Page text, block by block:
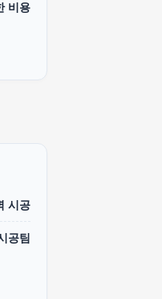
비용
시공
공팀